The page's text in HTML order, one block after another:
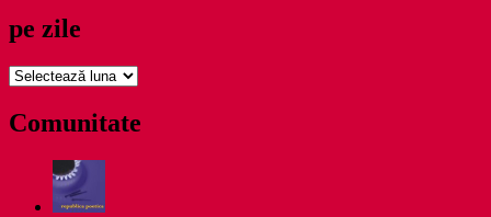
pe zile
pe
Comunitate